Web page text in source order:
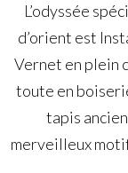
L’odyssée
d’orient est
Vernet en plein
toute en
tapis
merveilleux